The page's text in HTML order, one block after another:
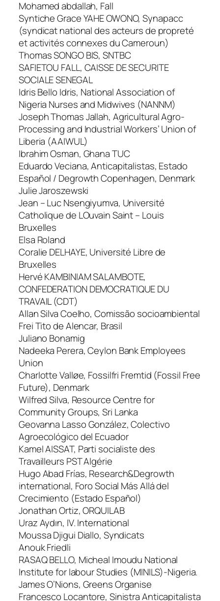
Mohamed abdallah, Fall
Syntiche Grace YAHE OWONO, Synapacc
(syndicat national des acteurs de propreté
et activités connexes du Cameroun)
Thomas SONGO BIS, SNTBC
SAFIETOU FALL, CAISSE DE SECURITE
SOCIALE SENEGAL
Idris Bello Idris, National Association of
Nigeria Nurses and Midwives (NANNM)
Joseph Thomas Jallah, Agricultural Agro-
Processing and Industrial Workers’ Union of
Liberia (AAIWUL)
Ibrahim Osman, Ghana TUC
Eduardo Veciana, Anticapitalistas, Estado
Español / Degrowth Copenhagen, Denmark
Julie Jaroszewski
Jean – Luc Nsengiyumva, Université
Catholique de LOuvain Saint – Louis
Bruxelles
Elsa Roland
Coralie DELHAYE, Université Libre de
Bruxelles
Hervé KAMBINIAM SALAMBOTE,
CONFEDERATION DEMOCRATIQUE DU
TRAVAIL (CDT)
Allan Silva Coelho, Comissão socioambiental
Frei Tito de Alencar, Brasil
Juliano Bonamig
Nadeeka Perera, Ceylon Bank Employees
Union
Charlotte Valløe, Fossilfri Fremtid (Fossil Free
Future), Denmark
Wilfred Silva, Resource Centre for
Community Groups, Sri Lanka
Geovanna Lasso González, Colectivo
Agroecológico del Ecuador
Kamel AISSAT, Parti socialiste des
Travailleurs PST Algérie
Hugo Abad Frías, Research&Degrowth
international, Foro Social Más Allá del
Crecimiento (Estado Español)
Jonathan Ortiz, ORQUILAB
Uraz Aydın, IV. International
Moussa Djigui Diallo, Syndicats
Anouk Friedli
RASAQ BELLO, Micheal Imoudu National
Institute for labour Studies (MINILS)-Nigeria.
James O’Nions, Greens Organise
Francesco Locantore, Sinistra Anticapitalista